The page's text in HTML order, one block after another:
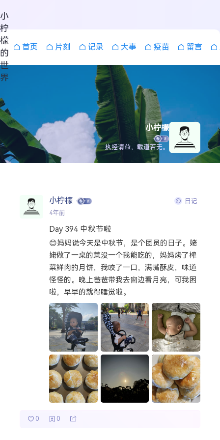
小
柠
檬
的
世
界
首页 片刻 记录 大事 疫苗 留言
成长日记 宝宝辅食 宝宝课堂
宝宝旅行
小柠檬
执经请益，载道若无。
小柠檬
日记
4年前
Day 394 中秋节啦
😊妈妈说今天是中秋节，是个团员的日子。姥
姥做了一桌的菜没一个我能吃的，妈妈烤了榨
菜鲜肉的月饼，我咬了一口，满嘴酥皮，味道
怪怪的。晚上爸爸带我去窗边看月亮，可我困
啦，早早的就得睡觉啦。
0 0